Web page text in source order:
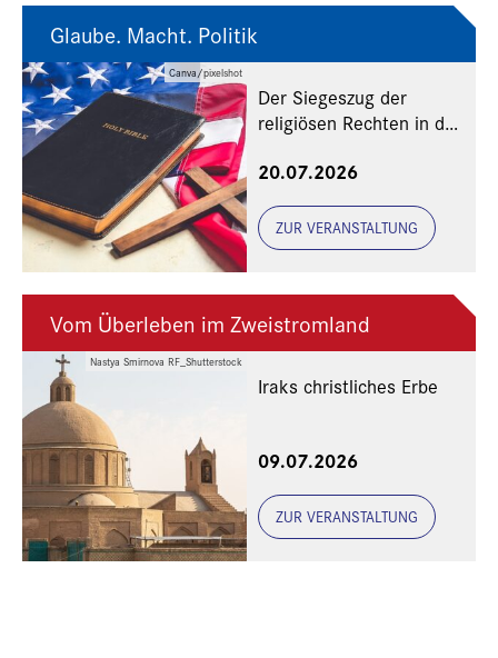
Canva/pixelshot
Glaube. Macht. Politik
Der Siegeszug der
religiösen Rechten in den
20.07.2026
ZUR VERANSTALTUNG
Nastya Smirnova RF_Shutterstock
Vom Überleben im Zweistromland
Iraks christliches Erbe
Freunde und Gönner
09.07.2026
ZUR VERANSTALTUNG